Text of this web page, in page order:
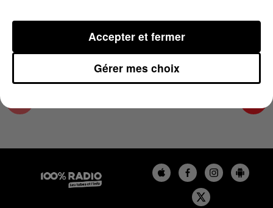
L'agenda des Hautes-Pyrénées
Gérer mes choix
Accepter et fermer